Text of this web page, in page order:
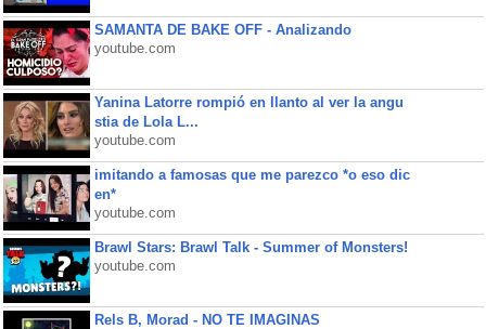
SAMANTA DE BAKE OFF - Analizando
youtube.com
Yanina Latorre rompió en llanto al ver la angu
stia de Lola L...
youtube.com
imitando a famosas que me parezco *o eso dic
en*
youtube.com
Brawl Stars: Brawl Talk - Summer of Monsters!
youtube.com
Rels B, Morad - NO TE IMAGINAS